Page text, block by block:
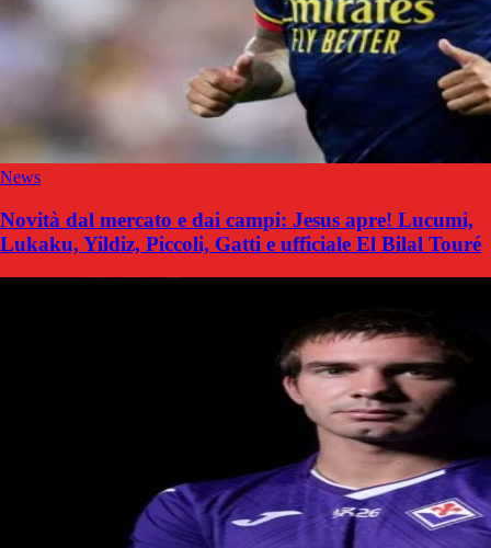
News
Novità dal mercato e dai campi: Jesus apre! Lucumi,
Lukaku, Yildiz, Piccoli, Gatti e ufficiale El Bilal Touré